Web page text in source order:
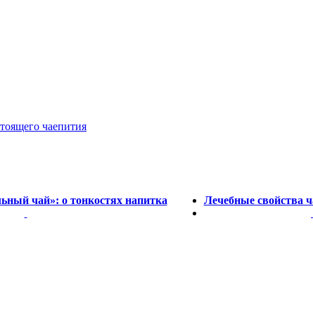
чаепития
чай»: о тонкостях напитка Лечебные свойства